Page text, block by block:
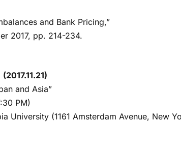
and Bank Pricing,”
2017, pp. 214-234.
and Asia”
PM)
University (1161 Amsterdam Avenue, New